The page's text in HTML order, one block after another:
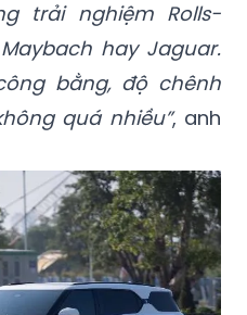
trải nghiệm Rolls-
hay Jaguar.
bằng, độ chênh
quá nhiều”, anh